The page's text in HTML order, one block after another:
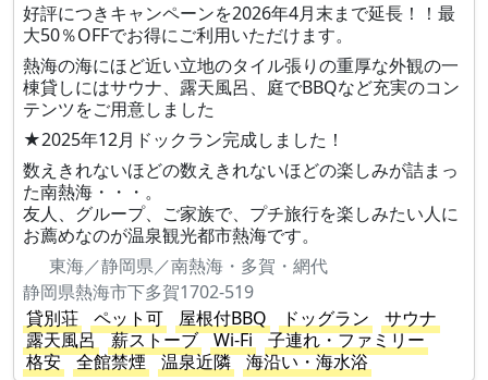
好評につきキャンペーンを2026年4月末まで延長！！最
大50％OFFでお得にご利用いただけます。
熱海の海にほど近い立地のタイル張りの重厚な外観の一
棟貸しにはサウナ、露天風呂、庭でBBQなど充実のコン
テンツをご用意しました
★2025年12月ドックラン完成しました！
数えきれないほどの数えきれないほどの楽しみが詰まっ
た南熱海・・・。
友人、グループ、ご家族で、プチ旅行を楽しみたい人に
お薦めなのが温泉観光都市熱海です。
東海／静岡県／南熱海・多賀・網代
静岡県熱海市下多賀1702-519
貸別荘
ペット可 屋根付BBQ ドッグラン
サウナ
露天風呂
薪ストーブ Wi-Fi
子連れ・ファミリー
格安
全館禁煙 温泉近隣
海沿い・海水浴